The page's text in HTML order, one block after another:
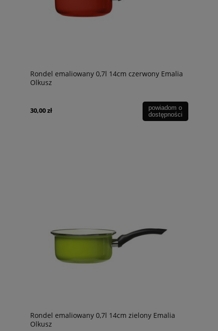
Rondel emaliowany 0,7l 14cm czerwony Emalia
Olkusz
30,00 zł
powiadom o
dostępności
Rondel emaliowany 0,7l 14cm zielony Emalia
Olkusz